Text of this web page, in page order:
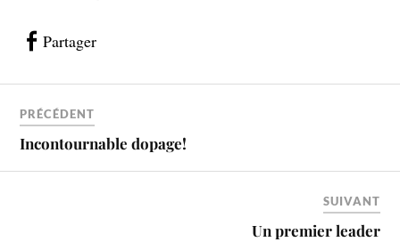
Partager
PRÉCÉDENT
Incontournable dopage!
SUIVANT
Un premier leader